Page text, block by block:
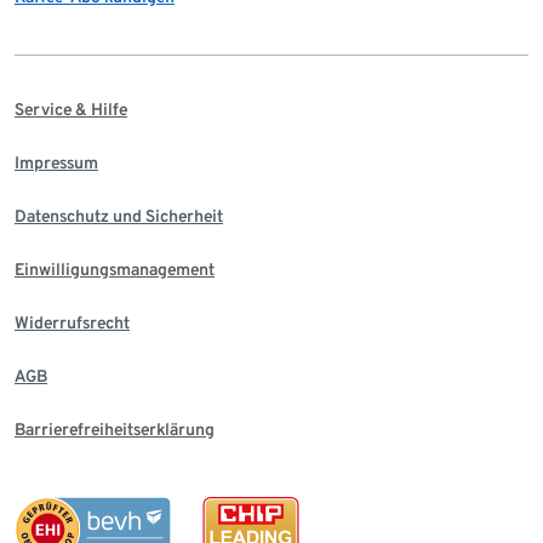
Service & Hilfe
Impressum
Datenschutz und Sicherheit
Einwilligungsmanagement
Widerrufsrecht
AGB
Barrierefreiheitserklärung